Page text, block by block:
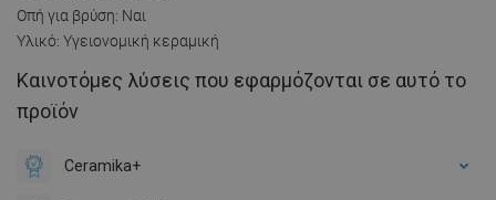
Οπή για βρύση: Ναι
Υλικό: Υγειονομική κεραμική
Καινοτόμες λύσεις που εφαρμόζονται σε αυτό το
προϊόν
Ceramika+